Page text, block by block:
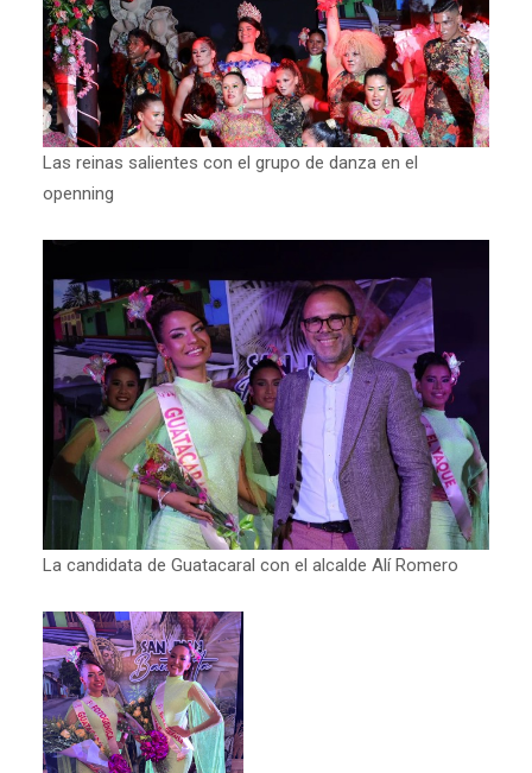
Las reinas salientes con el grupo de danza en el
openning
La candidata de Guatacaral con el alcalde Alí Romero